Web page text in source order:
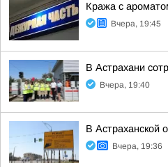
Кража с
Вчера, 19:45
В Астрахани
Вчера, 19:40
В Астраханской
Вчера, 19:36